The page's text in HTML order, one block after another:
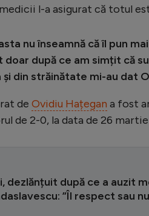
l-a asigurat că totul
nu înseamnă că îl pun
după ce am simțit că
din străinătate mi-au dat
de Ovidiu Hațegan a fost
de 2-0, la data de 26
dezlănțuit după ce a auzit
”Îl respect sau